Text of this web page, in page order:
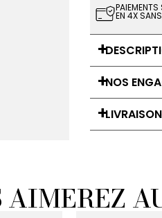
PAIEMENTS
EN 4X
NOS
AIMEREZ